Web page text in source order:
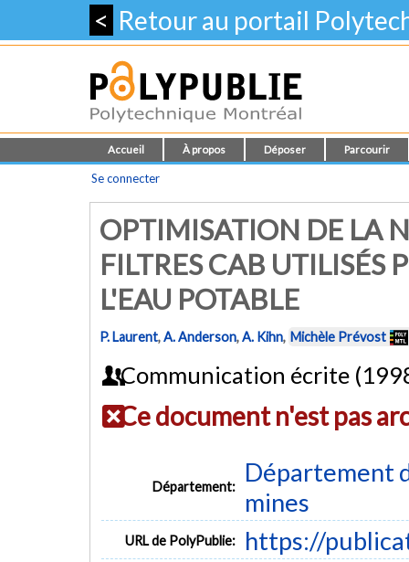
< Retour au portail
Accueil À propos Déposer Parcourir
Se connecter
OPTIMISATION DE LA
FILTRES CAB UTILISÉS
L'EAU POTABLE
P. Laurent,A. Anderson,A. Kihn, Michèle Prévost
Communication écrite
Ce document n'est pas
Département:
Département
mines
URL de PolyPublie: https://